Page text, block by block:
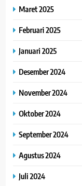
Maret 2025
Februari 2025
Januari 2025
Desember 2024
November 2024
Oktober 2024
September 2024
Agustus 2024
Juli 2024